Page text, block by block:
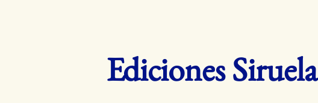
Ediciones Siruela